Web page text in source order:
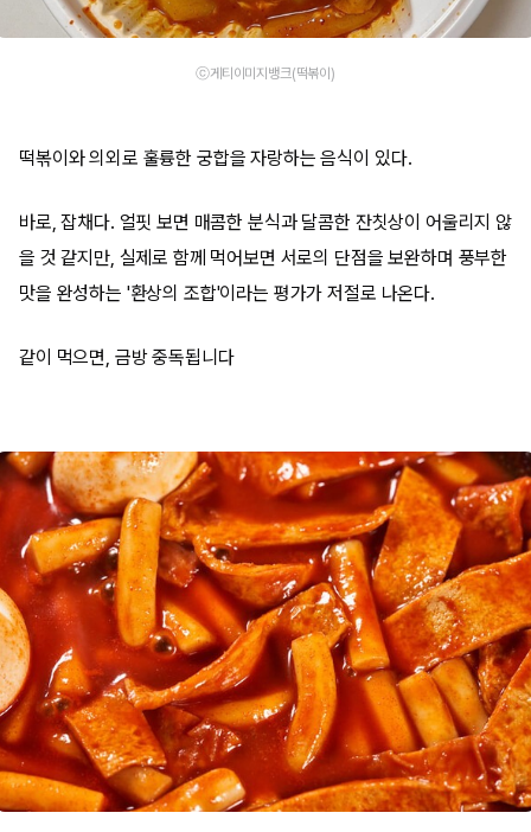
ⓒ게티이미지뱅크(떡볶이)
떡볶이와 의외로 훌륭한 궁합을 자랑하는 음식이 있다.
바로, 잡채다. 얼핏 보면 매콤한 분식과 달콤한 잔칫상이 어울리지 않
을 것 같지만, 실제로 함께 먹어보면 서로의 단점을 보완하며 풍부한
맛을 완성하는 '환상의 조합'이라는 평가가 저절로 나온다.
같이 먹으면, 금방 중독됩니다